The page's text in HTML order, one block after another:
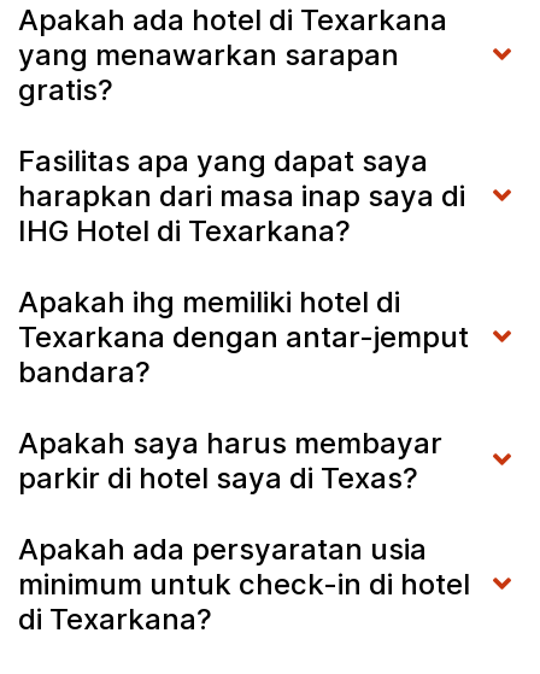
Apakah ada hotel di Texarkana
yang menawarkan sarapan
gratis?
Fasilitas apa yang dapat saya
harapkan dari masa inap saya di
IHG Hotel di Texarkana?
Apakah ihg memiliki hotel di
Texarkana dengan antar-jemput
bandara?
Apakah saya harus membayar
parkir di hotel saya di Texas?
Apakah ada persyaratan usia
minimum untuk check-in di hotel
di Texarkana?